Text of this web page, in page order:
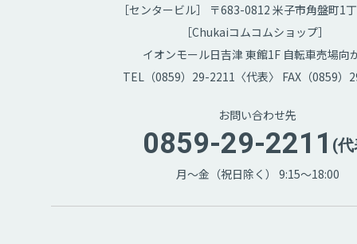
［センタービル］ 〒683-0812 米子市角盤町1
［Chukaiコムコムショップ］
イオンモール日吉津 東館1F 自転車売場向
TEL（0859）29-2211〈代表〉 FAX（0859）
お問い合わせ先
0859-29-2211 (
月～金（祝日除く） 9:15～18:00